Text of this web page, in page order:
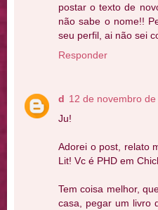
postar o texto de
não sabe o nome!!
seu perfil, ai não sei
Responder
d 12 de novembro
Ju!
Adorei o post, relato
Lit! Vc é PHD em
Tem coisa melhor,
casa, pegar um livro